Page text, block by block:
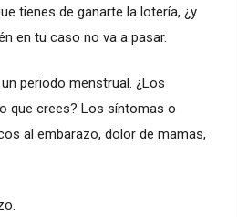
tienes de ganarte la lotería, ¿y
en tu caso no va a pasar.
periodo menstrual. ¿Los
que crees? Los síntomas o
al embarazo, dolor de mamas,